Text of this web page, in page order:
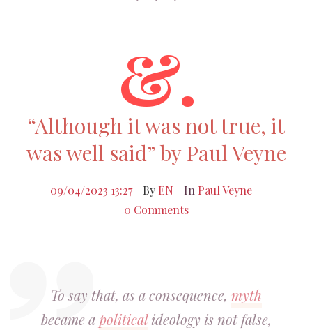
&.
“Although it was not true, it
was well said” by Paul Veyne
09/04/2023 13:27 By EN In Paul Veyne
0 Comments
To say that, as a consequence, myth
became apoliticalideology is not false,